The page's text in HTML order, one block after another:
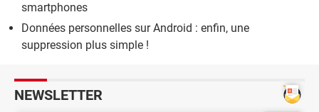
smartphones
Données personnelles sur Android : enfin, une
suppression plus simple !
NEWSLETTER